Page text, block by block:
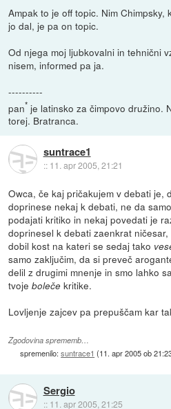
Ampak to je off topic. Nim Chimpsky,
jo dal, je pa on topic.
Od njega moj ljubkovalni in tehnični
nisem, informed pa ja.
----------
pan* je latinsko za čimpovo družino.
torej. Bratranca.
suntrace1
:: 11. apr 2005, 21:21
Owca, če kaj pričakujem v debati je,
doprinese nekaj k debati, ne da
podajati kritiko in nekaj povedati je
doprinesel k debati zaenkrat
dobil kost na kateri se sedaj tako
samo zaključim, da si preveč
delil z drugimi mnenje in smo lahko
tvojebolečekritike.
Lovljenje zajcev pa prepuščam kar
Zgodovina sprememb…
spremenilo:suntrace1 (11. apr 2005 ob
Sergio
:: 11. apr 2005, 21:25